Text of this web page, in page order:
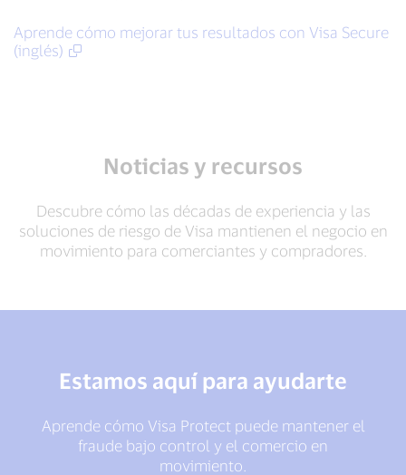
Aprende cómo mejorar tus resultados con Visa Secure
(inglés)
Noticias y recursos
Descubre cómo las décadas de experiencia y las
soluciones de riesgo de Visa mantienen el negocio en
movimiento para comerciantes y compradores.
Estamos aquí para ayudarte
Aprende cómo Visa Protect puede mantener el
fraude bajo control y el comercio en
movimiento.